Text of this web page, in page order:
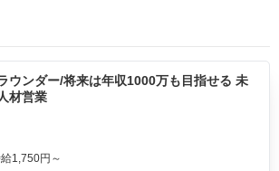
ウンダー/将来は年収1000万も目指せる 未
材営業
1,750円～